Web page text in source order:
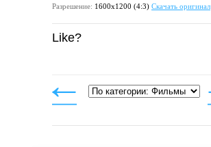
Разрешение: 1600х1200 (4:3) Скачать оригинал
Like?